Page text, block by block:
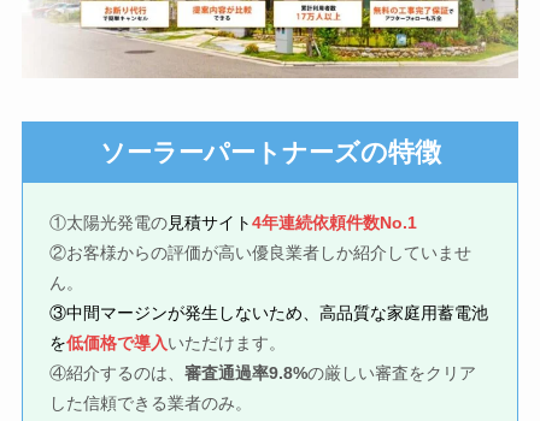
ソーラーパートナーズの特徴
①太陽光発電の見積サイト4年連続依頼件数No.1
②お客様からの評価が高い優良業者しか紹介していませ
ん。
③中間マージンが発生しないため、高品質な家庭用蓄電池
を低価格で導入いただけます。
④紹介するのは、審査通過率9.8%の厳しい審査をクリア
した信頼できる業者のみ。